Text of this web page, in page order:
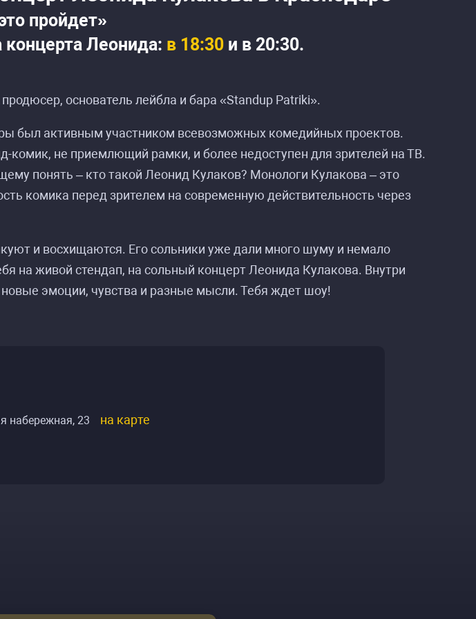
пройдет»
концерта Леонида: в 18:30 и в 20:30.
основатель лейбла и бара «Standup Patriki».
был активным участником всевозможных комедийных проектов.
комик, не приемлющий рамки, и более недоступен для зрителей на ТВ.
понять – кто такой Леонид Кулаков? Монологи Кулакова – это
комика перед зрителем на современную действительность через
и восхищаются. Его сольники уже дали много шуму и немало
на живой стендап, на сольный концерт Леонида Кулакова. Внутри
эмоции, чувства и разные мысли. Тебя ждет шоу!
набережная, 23 на карте